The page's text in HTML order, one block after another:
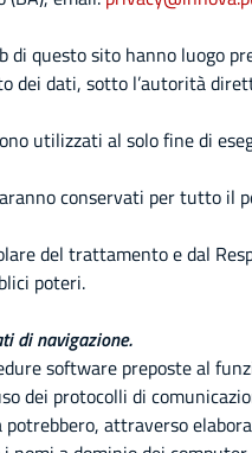
questo sito hanno luogo
dei dati, sotto l’autorità
utilizzati al solo fine di
conservati per tutto il
del trattamento e dal
poteri.
di navigazione.
software preposte al
dei protocolli di
potrebbero, attraverso